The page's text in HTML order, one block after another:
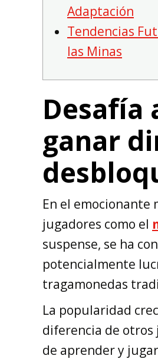
Adaptación
Tendencias
las Minas
Desafía
ganar
En el emocionante
jugadores como el
suspense, se ha
potencialmente
tragamonedas
La popularidad
diferencia de otros
de aprender y